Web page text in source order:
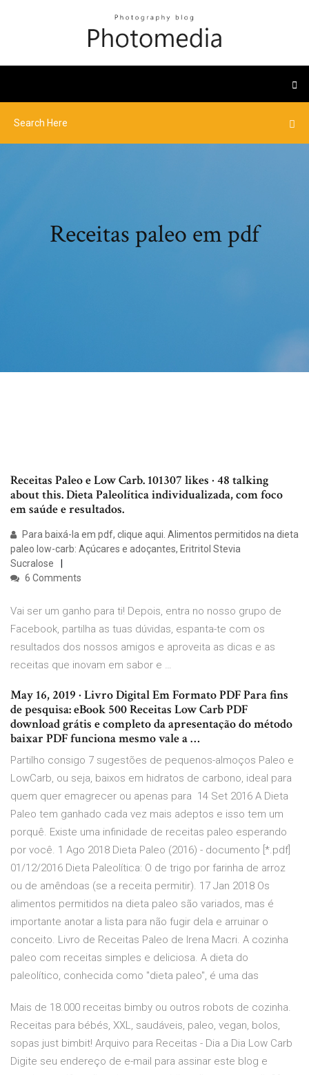
Receitas paleo em pdf
Receitas Paleo e Low Carb. 101307 likes · 48 talking
about this. Dieta Paleolítica individualizada, com foco
em saúde e resultados.
Para baixá-la em pdf, clique aqui. Alimentos permitidos na dieta
paleo low-carb: Açúcares e adoçantes, Eritritol Stevia
Sucralose
6 Comments
Vai ser um ganho para ti! Depois, entra no nosso grupo de
Facebook, partilha as tuas dúvidas, espanta-te com os
resultados dos nossos amigos e aproveita as dicas e as
receitas que inovam em sabor e …
May 16, 2019 · Livro Digital Em Formato PDF Para fins
de pesquisa: eBook 500 Receitas Low Carb PDF
download grátis e completo da apresentação do método
baixar PDF funciona mesmo vale a …
Partilho consigo 7 sugestões de pequenos-almoços Paleo e
LowCarb, ou seja, baixos em hidratos de carbono, ideal para
quem quer emagrecer ou apenas para 14 Set 2016 A Dieta
Paleo tem ganhado cada vez mais adeptos e isso tem um
porquê. Existe uma infinidade de receitas paleo esperando
por você. 1 Ago 2018 Dieta Paleo (2016) - documento [*.pdf]
01/12/2016 Dieta Paleolítica: O de trigo por farinha de arroz
ou de amêndoas (se a receita permitir). 17 Jan 2018 Os
alimentos permitidos na dieta paleo são variados, mas é
importante anotar a lista para não fugir dela e arruinar o
conceito. Livro de Receitas Paleo de Irena Macri. A cozinha
paleo com receitas simples e deliciosa. A dieta do
paleolítico, conhecida como "dieta paleo", é uma das
Mais de 18.000 receitas bimby ou outros robots de cozinha.
Receitas para bébés, XXL, saudáveis, paleo, vegan, bolos,
sopas just bimbit! Arquivo para Receitas - Dia a Dia Low Carb
Digite seu endereço de e-mail para assinar este blog e